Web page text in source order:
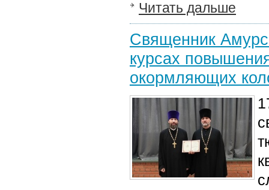
Читать дальше
Священник
курсах
окормляющих